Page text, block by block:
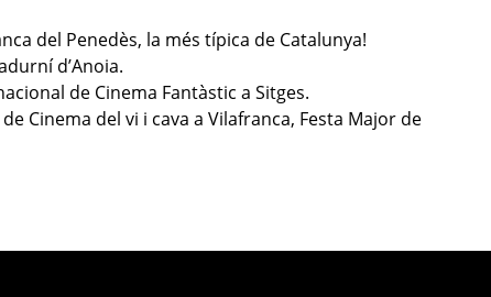
del Penedès, la més típica de Catalunya!
d’Anoia.
de Cinema Fantàstic a Sitges.
Cinema del vi i cava a Vilafranca, Festa Major de